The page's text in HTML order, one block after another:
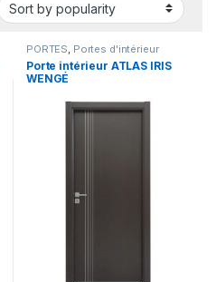
PORTES Portes d'intérieur
Porte intérieur ATLAS IRIS
WENGÉ